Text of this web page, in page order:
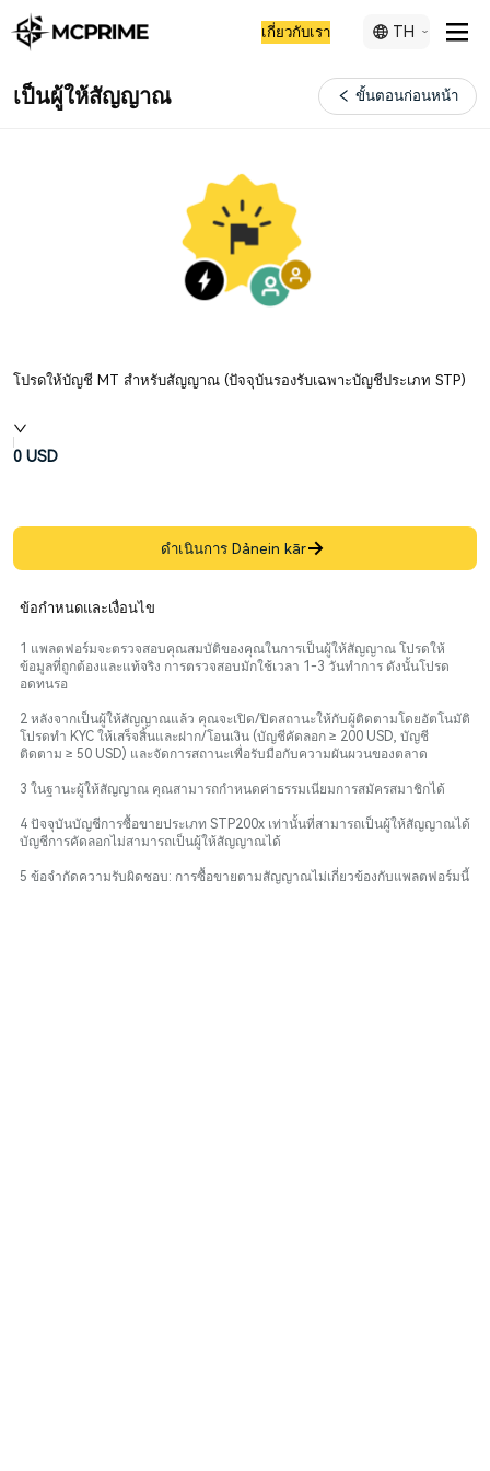
เกี่ยวกับเรา TH
เป็นผู้ให้สัญญาณ ขั้นตอนก่อนหน้า
โปรดให้บัญชี MT สำหรับสัญญาณ (ปัจจุบันรองรับเฉพาะบัญชีประเภท STP)
0 USD
ดำเนินการ Dảnein kār
ข้อกำหนดและเงื่อนไข
1 แพลตฟอร์มจะตรวจสอบคุณสมบัติของคุณในการเป็นผู้ให้สัญญาณ โปรดให้
ข้อมูลที่ถูกต้องและแท้จริง การตรวจสอบมักใช้เวลา 1-3 วันทำการ ดังนั้นโปรด
อดทนรอ
2 หลังจากเป็นผู้ให้สัญญาณแล้ว คุณจะเปิด/ปิดสถานะให้กับผู้ติดตามโดยอัตโนมัติ
โปรดทำ KYC ให้เสร็จสิ้นและฝาก/โอนเงิน (บัญชีคัดลอก ≥ 200 USD, บัญชี
ติดตาม ≥ 50 USD) และจัดการสถานะเพื่อรับมือกับความผันผวนของตลาด
3 ในฐานะผู้ให้สัญญาณ คุณสามารถกำหนดค่าธรรมเนียมการสมัครสมาชิกได้
4 ปัจจุบันบัญชีการซื้อขายประเภท STP200x เท่านั้นที่สามารถเป็นผู้ให้สัญญาณได้
บัญชีการคัดลอกไม่สามารถเป็นผู้ให้สัญญาณได้
5 ข้อจำกัดความรับผิดชอบ: การซื้อขายตามสัญญาณไม่เกี่ยวข้องกับแพลตฟอร์มนี้